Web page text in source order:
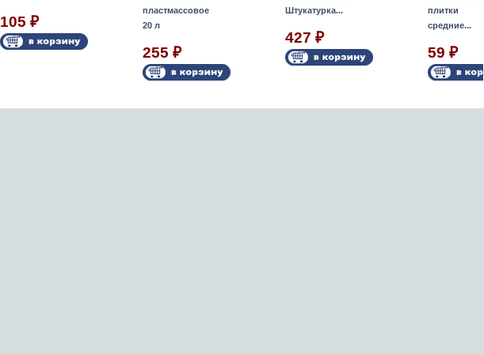
105 ₽
пластмассовое
20 л
255 ₽
Штукатурка...
427 ₽
плитки
средние...
59 ₽